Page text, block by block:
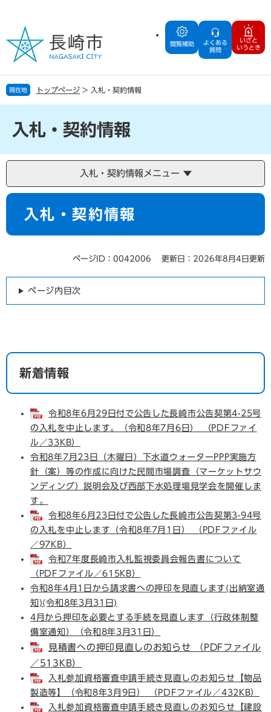
の
で
す
ー
ば
し
閲覧補助
よくある
質問
いざと
いうとき
現在地 トップページ > 入札・契約情報
入札・契約情報
入札・契約情報メニュー
本
入札・契約情報
ページID：0042006 更新日：2026年8月4日更新
ページ内目次
新着情報
令和8年6月29日付で公告した長崎市公告契第4-25号
の入札を中止します。（令和8年7月6日） （PDFファイ
ル／33KB）
令和8年7月23日（木曜日）下水道ウォーターPPP実施方
針（案）等の作成に向けた民間市場調査（マーケットサウ
ンディング）説明会及び西部下水処理場見学会を開催しま
す。
令和8年6月23日付で公告した長崎市公告契第3-94号
の入札を中止します（令和8年7月1日） （PDFファイル
／97KB）
令和7年度長崎市入札監視委員会報告書について
（PDFファイル／615KB）
令和8年4月1日から請求書への押印を見直します(出納室通
知)(令和8年3月31日)
​4月から押印を必要とする手続を見直します（行政体制整
備室通知）（令和8年3月31日）
見積書への押印見直しのお知らせ （PDFファイル
／513KB）
入札参加資格審査申請手続き見直しのお知らせ【物品
製造等】（令和8年3月9日） （PDFファイル／432KB）
入札参加資格審査申請手続き見直しのお知らせ【建設